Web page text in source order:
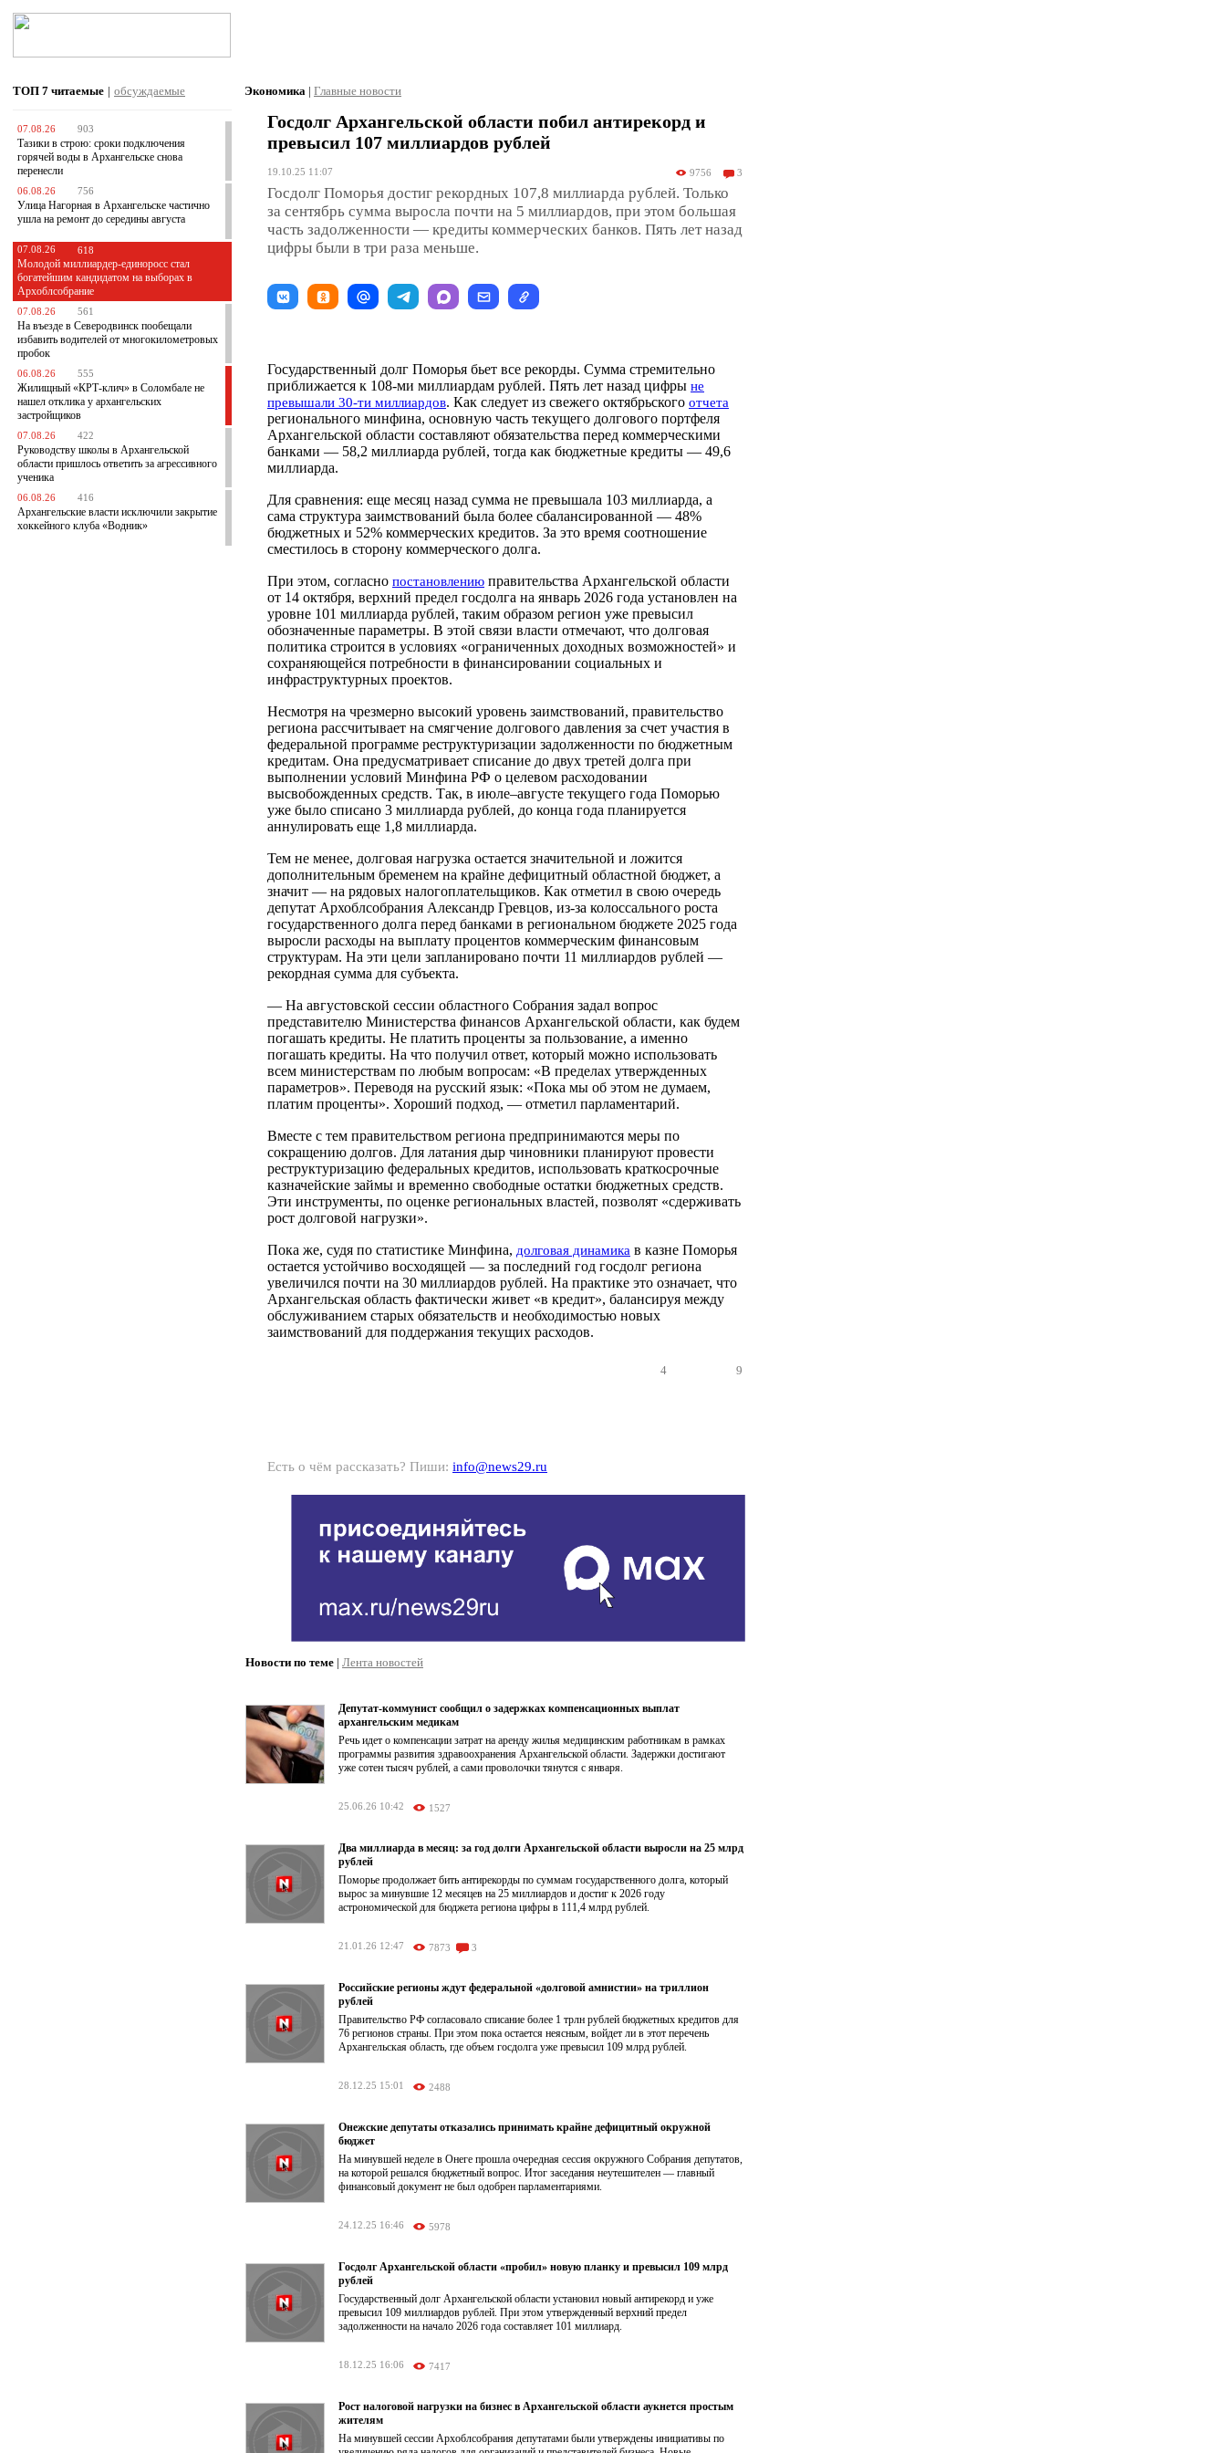
ТОП 7 читаемые | обсуждаемые
07.08.26 903
Тазики в строю: сроки подключения
горячей воды в Архангельске снова
перенесли
06.08.26 756
Улица Нагорная в Архангельске частично
ушла на ремонт до середины августа
07.08.26 618
Молодой миллиардер-единоросс стал
богатейшим кандидатом на выборах в
Архоблсобрание
07.08.26 561
На въезде в Северодвинск пообещали
избавить водителей от многокилометровых
пробок
06.08.26 555
Жилищный «КРТ-клич» в Соломбале не
нашел отклика у архангельских
застройщиков
07.08.26 422
Руководству школы в Архангельской
области пришлось ответить за агрессивного
ученика
06.08.26 416
Архангельские власти исключили закрытие
хоккейного клуба «Водник»
Экономика | Главные новости
Госдолг Архангельской области побил антирекорд и
превысил 107 миллиардов рублей
19.10.25 11:07 9756 3
Госдолг Поморья достиг рекордных 107,8 миллиарда рублей. Только
за сентябрь сумма выросла почти на 5 миллиардов, при этом большая
часть задолженности — кредиты коммерческих банков. Пять лет назад
цифры были в три раза меньше.
Государственный долг Поморья бьет все рекорды. Сумма стремительно
приближается к 108-ми миллиардам рублей. Пять лет назад цифры не
превышали 30-ти миллиардов. Как следует из свежего октябрьского отчета
регионального минфина, основную часть текущего долгового портфеля
Архангельской области составляют обязательства перед коммерческими
банками — 58,2 миллиарда рублей, тогда как бюджетные кредиты — 49,6
миллиарда.
Для сравнения: еще месяц назад сумма не превышала 103 миллиарда, а
сама структура заимствований была более сбалансированной — 48%
бюджетных и 52% коммерческих кредитов. За это время соотношение
сместилось в сторону коммерческого долга.
При этом, согласно постановлению правительства Архангельской области
от 14 октября, верхний предел госдолга на январь 2026 года установлен на
уровне 101 миллиарда рублей, таким образом регион уже превысил
обозначенные параметры. В этой связи власти отмечают, что долговая
политика строится в условиях «ограниченных доходных возможностей» и
сохраняющейся потребности в финансировании социальных и
инфраструктурных проектов.
Несмотря на чрезмерно высокий уровень заимствований, правительство
региона рассчитывает на смягчение долгового давления за счет участия в
федеральной программе реструктуризации задолженности по бюджетным
кредитам. Она предусматривает списание до двух третей долга при
выполнении условий Минфина РФ о целевом расходовании
высвобожденных средств. Так, в июле–августе текущего года Поморью
уже было списано 3 миллиарда рублей, до конца года планируется
аннулировать еще 1,8 миллиарда.
Тем не менее, долговая нагрузка остается значительной и ложится
дополнительным бременем на крайне дефицитный областной бюджет, а
значит — на рядовых налогоплательщиков. Как отметил в свою очередь
депутат Архоблсобрания Александр Гревцов, из-за колоссального роста
государственного долга перед банками в региональном бюджете 2025 года
выросли расходы на выплату процентов коммерческим финансовым
структурам. На эти цели запланировано почти 11 миллиардов рублей —
рекордная сумма для субъекта.
— На августовской сессии областного Собрания задал вопрос
представителю Министерства финансов Архангельской области, как будем
погашать кредиты. Не платить проценты за пользование, а именно
погашать кредиты. На что получил ответ, который можно использовать
всем министерствам по любым вопросам: «В пределах утвержденных
параметров». Переводя на русский язык: «Пока мы об этом не думаем,
платим проценты». Хороший подход, — отметил парламентарий.
Вместе с тем правительством региона предпринимаются меры по
сокращению долгов. Для латания дыр чиновники планируют провести
реструктуризацию федеральных кредитов, использовать краткосрочные
казначейские займы и временно свободные остатки бюджетных средств.
Эти инструменты, по оценке региональных властей, позволят «сдерживать
рост долговой нагрузки».
Пока же, судя по статистике Минфина, долговая динамика в казне Поморья
остается устойчиво восходящей — за последний год госдолг региона
увеличился почти на 30 миллиардов рублей. На практике это означает, что
Архангельская область фактически живет «в кредит», балансируя между
обслуживанием старых обязательств и необходимостью новых
заимствований для поддержания текущих расходов.
4 9
Есть о чём рассказать? Пиши: info@news29.ru
Новости по теме | Лента новостей
Депутат-коммунист сообщил о задержках компенсационных выплат
архангельским медикам
Речь идет о компенсации затрат на аренду жилья медицинским работникам в рамках
программы развития здравоохранения Архангельской области. Задержки достигают
уже сотен тысяч рублей, а сами проволочки тянутся с января.
25.06.26 10:42 1527
Два миллиарда в месяц: за год долги Архангельской области выросли на 25 млрд
рублей
Поморье продолжает бить антирекорды по суммам государственного долга, который
вырос за минувшие 12 месяцев на 25 миллиардов и достиг к 2026 году
астрономической для бюджета региона цифры в 111,4 млрд рублей.
21.01.26 12:47 7873 3
Российские регионы ждут федеральной «долговой амнистии» на триллион
рублей
Правительство РФ согласовало списание более 1 трлн рублей бюджетных кредитов для
76 регионов страны. При этом пока остается неясным, войдет ли в этот перечень
Архангельская область, где объем госдолга уже превысил 109 млрд рублей.
28.12.25 15:01 2488
Онежские депутаты отказались принимать крайне дефицитный окружной
бюджет
На минувшей неделе в Онеге прошла очередная сессия окружного Собрания депутатов,
на которой решался бюджетный вопрос. Итог заседания неутешителен — главный
финансовый документ не был одобрен парламентариями.
24.12.25 16:46 5978
Госдолг Архангельской области «пробил» новую планку и превысил 109 млрд
рублей
Государственный долг Архангельской области установил новый антирекорд и уже
превысил 109 миллиардов рублей. При этом утвержденный верхний предел
задолженности на начало 2026 года составляет 101 миллиард.
18.12.25 16:06 7417
Рост налоговой нагрузки на бизнес в Архангельской области аукнется простым
жителям
На минувшей сессии Архоблсобрания депутатами были утверждены инициативы по